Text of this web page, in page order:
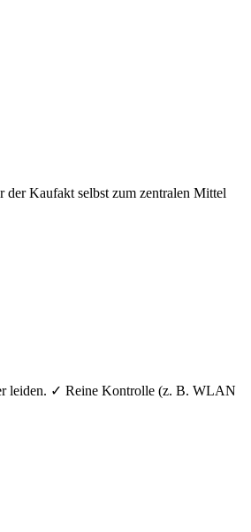
Kaufakt selbst zum zentralen Mittel
leiden. ✓ Reine Kontrolle (z. B. WLAN